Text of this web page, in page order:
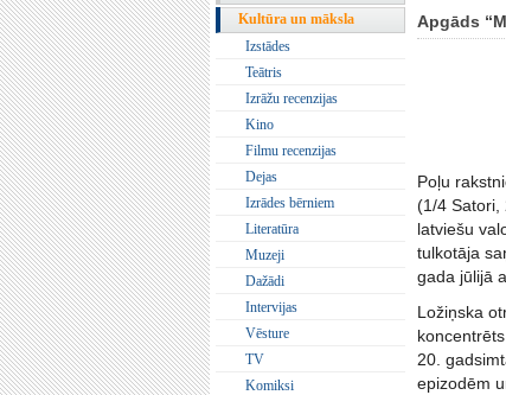
Kultūra un māksla
Izstādes
Teātris
Izrāžu recenzijas
Kino
Filmu recenzijas
Dejas
Izrādes bērniem
Literatūra
Muzeji
Dažādi
Intervijas
Vēsture
TV
Komiksi
Apgāds
Poļu
(1/4 Satori,
latviešu
tulkotāja
gada jūlijā
Ložiņska
20.
epizodēm